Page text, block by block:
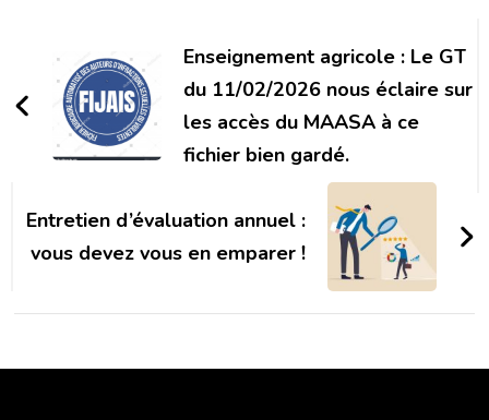
d'article
Enseignement agricole : Le GT
du 11/02/2026 nous éclaire sur
les accès du MAASA à ce
fichier bien gardé.
Entretien d’évaluation annuel :
vous devez vous en emparer !